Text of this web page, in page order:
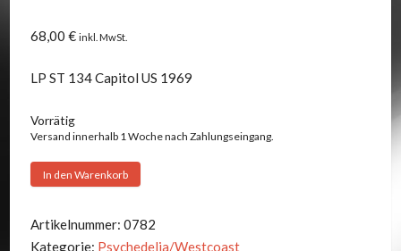
68,00 € inkl. MwSt.
LP ST 134 Capitol US 1969
Vorrätig
Versand innerhalb 1 Woche nach Zahlungseingang.
SRC
Milestones
Menge
In den Warenkorb
Artikelnummer: 0782
Kategorie: Psychedelia/Westcoast